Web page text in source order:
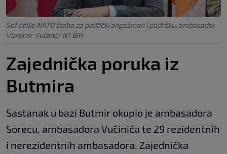
Šef ćelije NATO štaba za politički angažman i podršku, ambasador
Vladimir Vučinić/ N1 BiH
Zajednička poruka iz
Butmira
Sastanak u bazi Butmir okupio je ambasadora
Sorecu, ambasadora Vučinića te 29 rezidentnih
i nerezidentnih ambasadora. Zajednička